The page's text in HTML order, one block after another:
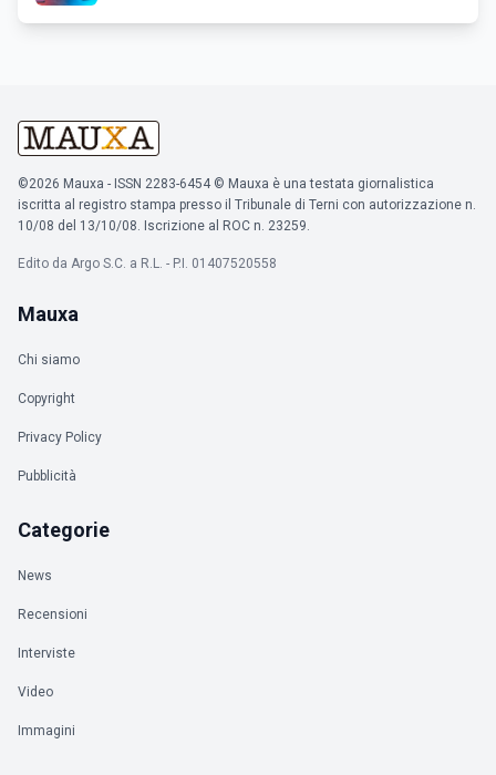
©2026 Mauxa - ISSN 2283-6454 © Mauxa è una testata giornalistica
iscritta al registro stampa presso il Tribunale di Terni con autorizzazione n.
10/08 del 13/10/08. Iscrizione al ROC n. 23259.
Edito da Argo S.C. a R.L. - P.I. 01407520558
Mauxa
Chi siamo
Copyright
Privacy Policy
Pubblicità
Categorie
News
Recensioni
Interviste
Video
Immagini